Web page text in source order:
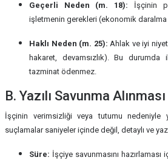
Geçerli Neden (m. 18): İşçinin
işletmenin gerekleri (ekonomik daralma
Haklı Neden (m. 25): Ahlak ve iyi niyet
hakaret, devamsızlık). Bu
tazminat ödenmez.
B. Yazılı Savunma
İşçinin verimsizliği veya tutumu nedeniyle
suçlamalar saniyeler içinde değil, detaylı ve
Süre: İşçiye savunmasını